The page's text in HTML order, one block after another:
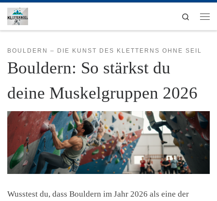
Zum Inhalt springen
Search
BOULDERN – DIE KUNST DES KLETTERNS OHNE SEIL
Bouldern: So stärkst du
deine Muskelgruppen 2026
Wusstest du, dass Bouldern im Jahr 2026 als eine der